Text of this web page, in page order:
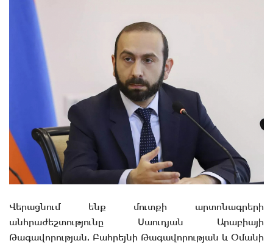
Վերացնում ենք մուտքի արտոնագրերի
անհրաժեշտությունը Սաուդյան Արաբիայի
Թագավորության, Բահրեյնի Թագավորության և Օմանի